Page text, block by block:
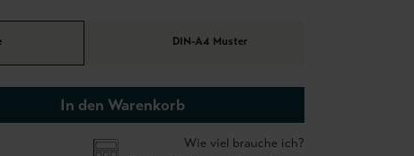
DIN-A4 Muster
In den Warenkorb
Wie viel brauche ich?